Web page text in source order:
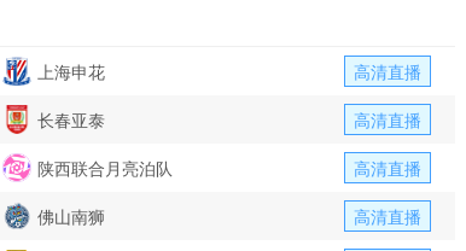
上海申花
高清直播
长春亚泰
高清直播
陕西联合月亮泊队
高清直播
佛山南狮
高清直播